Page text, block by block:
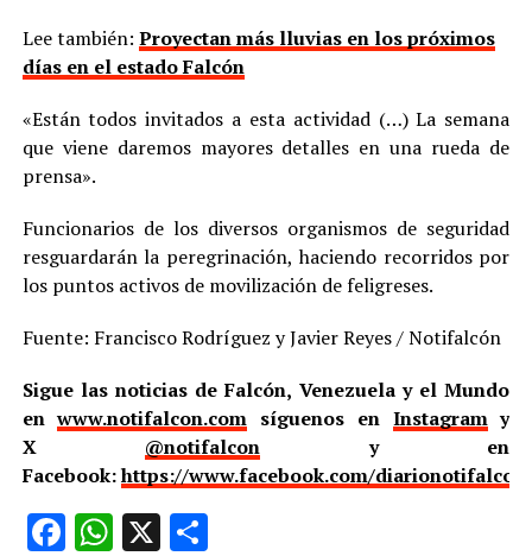
Lee también: Proyectan más lluvias en los próximos
días en el estado Falcón
«Están todos invitados a esta actividad (…) La semana
que viene daremos mayores detalles en una rueda de
prensa».
Funcionarios de los diversos organismos de seguridad
resguardarán la peregrinación, haciendo recorridos por
los puntos activos de movilización de feligreses.
Fuente: Francisco Rodríguez y Javier Reyes / Notifalcón
Sigue las noticias de Falcón, Venezuela y el Mundo
enwww.notifalcon.com síguenos en Instagramy
X @notifalcon y en
Facebook:https://www.facebook.com/
Facebook
WhatsApp
X Compartir